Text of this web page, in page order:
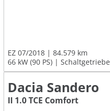
EZ 07/2018
84.579 km
66 kW (90 PS)
Schaltgetriebe
Dacia Sandero
II 1.0 TCE Comfort